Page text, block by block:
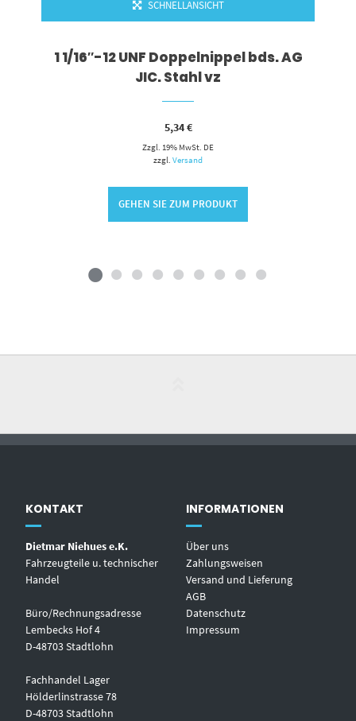
SCHNELLANSICHT
1 1/16″-12 UNF Doppelnippel bds. AG
JIC. Stahl vz
5,34€
Zzgl. 19% MwSt. DE
zzgl.Versand
GEHEN SIE ZUM PRODUKT
KONTAKT
Dietmar Niehues e.K.
Fahrzeugteile u. technischer
Handel
Büro/Rechnungsadresse
Lembecks Hof 4
D-48703 Stadtlohn
Fachhandel Lager
Hölderlinstrasse 78
D-48703 Stadtlohn
INFORMATIONEN
Über uns
Zahlungsweisen
Versand und Lieferung
AGB
Datenschutz
Impressum